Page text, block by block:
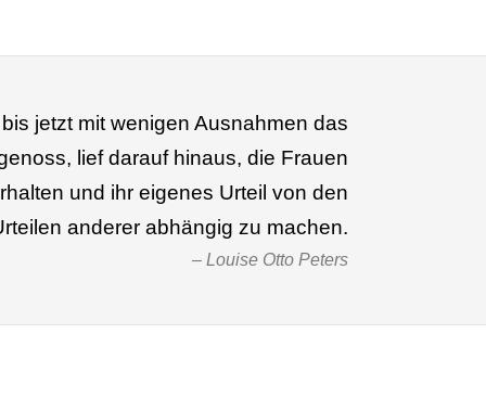
jetzt mit wenigen Ausnahmen das
lief darauf hinaus, die Frauen
und ihr eigenes Urteil von den
anderer abhängig zu machen.
Louise Otto Peters